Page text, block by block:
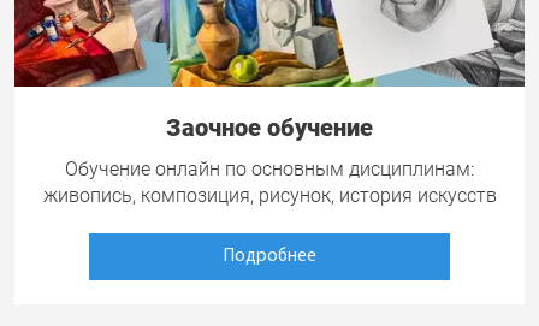
Заочное обучение
Обучение онлайн по основным дисциплинам:
живопись, композиция, рисунок, история искусств
Подробнее